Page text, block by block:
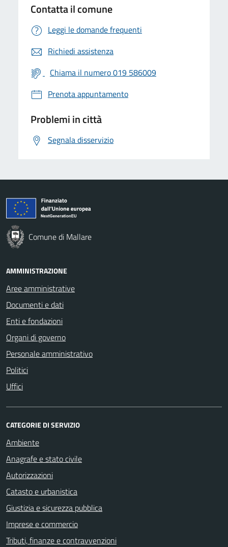
Contatta il comune
Leggi le domande frequenti
Richiedi assistenza
Chiama il numero 019 586009
Prenota appuntamento
Problemi in città
Segnala disservizio
Comune di Mallare
AMMINISTRAZIONE
Aree amministrative
Documenti e dati
Enti e fondazioni
Organi di governo
Personale amministrativo
Politici
Uffici
CATEGORIE DI SERVIZIO
Ambiente
Anagrafe e stato civile
Autorizzazioni
Catasto e urbanistica
Giustizia e sicurezza pubblica
Imprese e commercio
Tributi, finanze e contravvenzioni